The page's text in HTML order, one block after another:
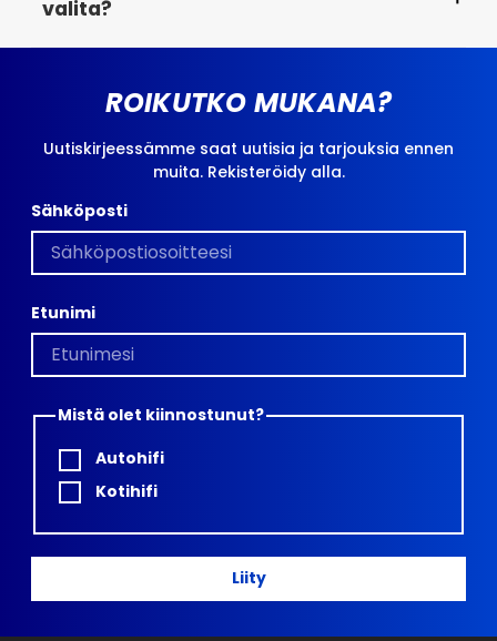
stereoiden kanssa, mikä tekee äänentoiston
valita?
yhteys, parempi ääni tai helpommat liitännät.
Käytä suodatusta BRL.se-sivustolla tai ota
yhteyttä asiakaspalveluun saadaksesi apua
oikean tuotteen valinnassa.
ROIKUTKO MUKANA?
Uutiskirjeessämme saat uutisia ja tarjouksia ennen
muita. Rekisteröidy alla.
Sähköposti
Etunimi
Mistä olet kiinnostunut?
Autohifi
Kotihifi
Liity